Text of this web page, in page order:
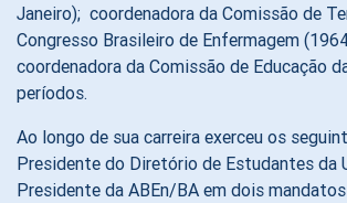
Janeiro); coordenadora da Comissão de
Congresso Brasileiro de Enfermagem
coordenadora da Comissão de Educação
períodos.
Ao longo de sua carreira exerceu os
Presidente do Diretório de Estudantes da
Presidente da ABEn/BA em dois